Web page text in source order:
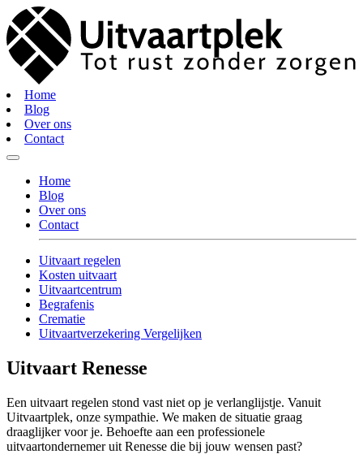
Home
Blog
Over ons
Contact
Home
Blog
Over ons
Contact
Uitvaart regelen
Kosten uitvaart
Uitvaartcentrum
Begrafenis
Crematie
Uitvaartverzekering Vergelijken
Uitvaart Renesse
Een uitvaart regelen stond vast niet op je verlanglijstje. Vanuit
Uitvaartplek, onze sympathie. We maken de situatie graag
draaglijker voor je. Behoefte aan een professionele
uitvaartondernemer uit Renesse die bij jouw wensen past?